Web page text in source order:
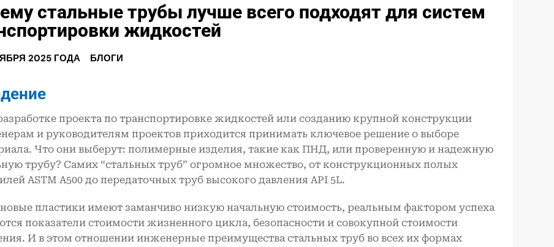
стальные трубы лучше всего подходят для систем
жидкостей
2025 ГОДА БЛОГИ
проекта по транспортировке жидкостей или созданию крупной конструкции
и руководителям проектов приходится принимать ключевое решение о выборе
Что они выберут: полимерные изделия, такие как ПНД, или проверенную и надежную
трубу? Самих “стальных труб” огромное множество, от конструкционных полых
ASTM A500 до передаточных труб высокого давления API 5L.
пластики имеют заманчиво низкую начальную стоимость, реальным фактором успеха
показатели стоимости жизненного цикла, безопасности и совокупной стоимости
И в этом отношении инженерные преимущества стальных труб во всех их формах